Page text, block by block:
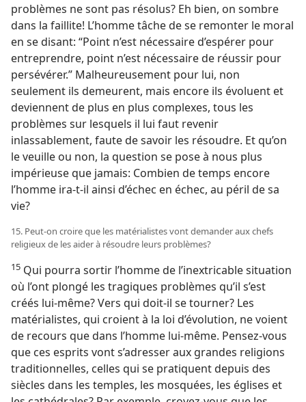
problèmes ne sont pas résolus? Eh bien, on sombre
dans la faillite! L’homme tâche de se remonter le moral
en se disant: “Point n’est nécessaire d’espérer pour
entreprendre, point n’est nécessaire de réussir pour
persévérer.” Malheureusement pour lui, non
seulement ils demeurent, mais encore ils évoluent et
deviennent de plus en plus complexes, tous les
problèmes sur lesquels il lui faut revenir
inlassablement, faute de savoir les résoudre. Et qu’on
le veuille ou non, la question se pose à nous plus
impérieuse que jamais: Combien de temps encore
l’homme ira-​t-​il ainsi d’échec en échec, au péril de sa
vie?
15. Peut-​on croire que les matérialistes vont demander aux chefs
religieux de les aider à résoudre leurs problèmes?
15 Qui pourra sortir l’homme de l’inextricable situation
où l’ont plongé les tragiques problèmes qu’il s’est
créés lui-​même? Vers qui doit-​il se tourner? Les
matérialistes, qui croient à la loi d’évolution, ne voient
de recours que dans l’homme lui-​même. Pensez-​vous
que ces esprits vont s’adresser aux grandes religions
traditionnelles, celles qui se pratiquent depuis des
siècles dans les temples, les mosquées, les églises et